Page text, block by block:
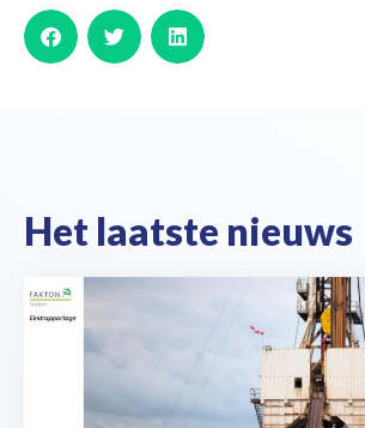
Het laatste nieuws